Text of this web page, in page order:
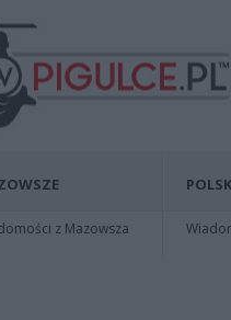
z Mazowsza